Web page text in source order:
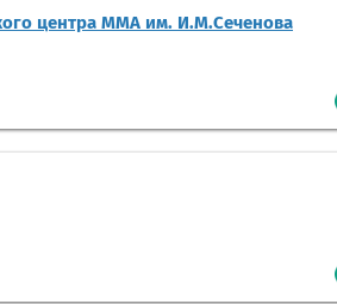
центра ММА им. И.М.Сеченова